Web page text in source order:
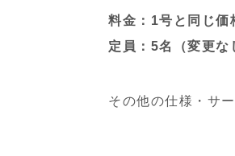
料金：1号と同じ価
定員：5名（変更な
その他の仕様・サ